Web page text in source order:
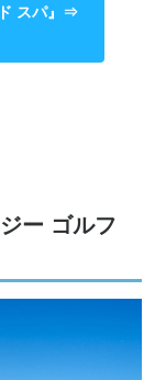
スパ』⇒
ー ゴルフ